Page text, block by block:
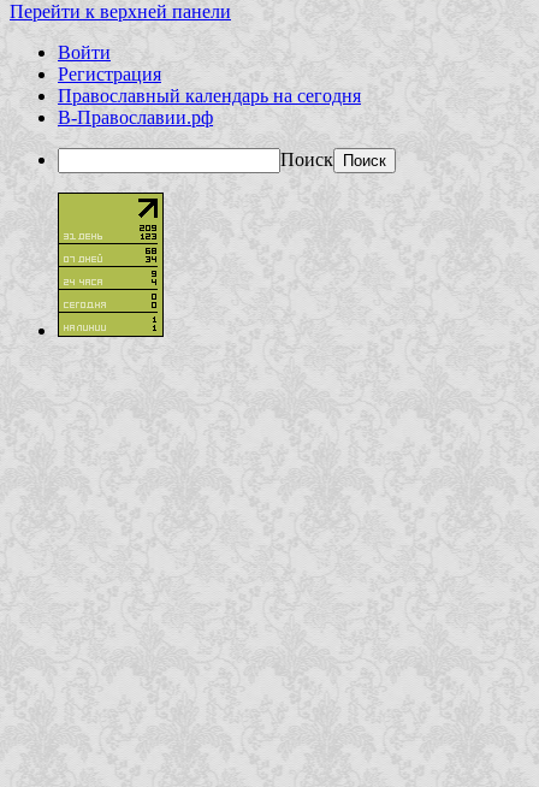
Перейти к верхней панели
Войти
Регистрация
Православный календарь на сегодня
В-Православии.рф
Поиск